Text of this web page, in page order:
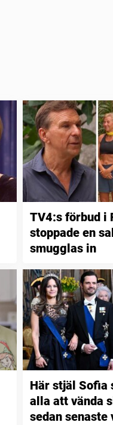
TV4:s förbud i
stoppade en
smugglas in
Här stjäl Sofia
alla att vända
sedan senaste